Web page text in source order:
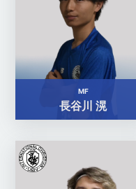
MF
長谷川 滉